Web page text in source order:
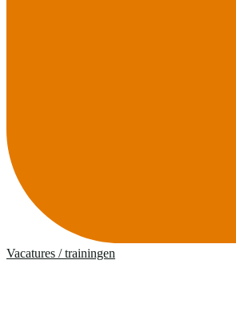
Vacatures / trainingen